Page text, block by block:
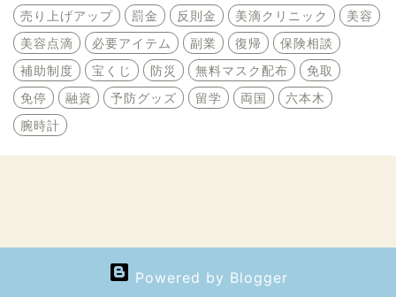
売り上げアップ
罰金 反則金 美滴クリニック
美容
美容点滴
必要アイテム 副業 復帰
保険相談
補助制度
宝くじ 防災 無料マスク配布
免取
免停
融資 予防グッズ 留学 両国
六本木
腕時計
Powered by Blogger